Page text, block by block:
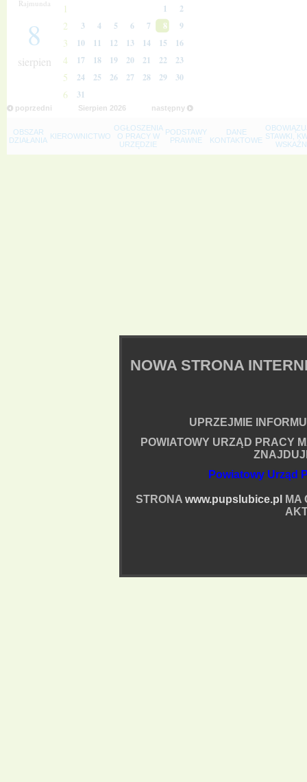
Rajmunda
8
sierpien
1 1 2
2 3 4 5 6 7 8 9
3 10 11 12 13 14 15 16
4 17 18 19 20 21 22 23
5 24 25 26 27 28 29 30
6 31
poprzedni następny
Sierpien 2026
OBSZAR
DZIAŁANIA KIEROWNICTWO
OGŁOSZENIA
O PRACY W
URZĘDZIE
PODSTAWY
PRAWNE
DANE
KONTAKTOWE STAWKI,
NOWA STRONA
UPRZEJMIE
POWIATOWY URZĄD PRACY
Powiatowy Urząd
STRONA www.pupslubice.pl
MA